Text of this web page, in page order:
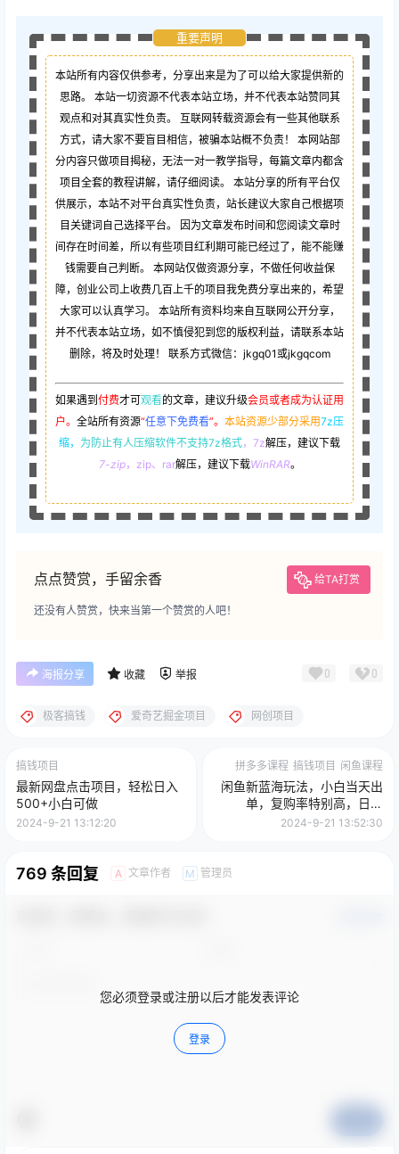
重要声明
本站所有内容仅供参考，分享出来是为了可以给大家提供新的
思路。 本站一切资源不代表本站立场，并不代表本站赞同其
观点和对其真实性负责。 互联网转载资源会有一些其他联系
方式，请大家不要盲目相信，被骗本站概不负责！ 本网站部
分内容只做项目揭秘，无法一对一教学指导，每篇文章内都含
项目全套的教程讲解，请仔细阅读。 本站分享的所有平台仅
供展示，本站不对平台真实性负责，站长建议大家自己根据项
目关键词自己选择平台。 因为文章发布时间和您阅读文章时
间存在时间差，所以有些项目红利期可能已经过了，能不能赚
钱需要自己判断。 本网站仅做资源分享，不做任何收益保
障，创业公司上收费几百上千的项目我免费分享出来的，希望
大家可以认真学习。 本站所有资料均来自互联网公开分享，
并不代表本站立场，如不慎侵犯到您的版权利益，请联系本站
删除，将及时处理！ 联系方式微信：jkgq01或jkgqcom
如果遇到 付费才可观看的文章，建议升级会员或者成为认证用
户。 全站所有资源“任意下免费看”。 本站资源少部分采用7z压
缩， 为防止有人压缩软件不支持7z格式，7z解压，建议下载
7-zip，zip、rar解压，建议下载WinRAR。
点点赞赏，手留余香 给TA打赏
还没有人赞赏，快来当第一个赞赏的人吧！
海报分享 收藏 举报 0 0
极客搞钱 爱奇艺掘金项目 网创项目
搞钱项目
最新网盘点击项目，轻松日入
500+小白可做
2024-9-21 13:12:20
拼多多课程 搞钱项目 闲鱼课程
闲鱼新蓝海玩法，小白当天出
单，复购率特别高，日入
1000+
2024-9-21 13:52:30
769 条回复 A 文章作者 M 管理员
您必须登录或注册以后才能发表评论
登录